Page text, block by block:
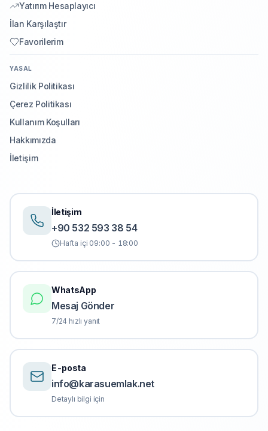
Yatırım Hesaplayıcı
İlan Karşılaştır
Favorilerim
YASAL
Gizlilik Politikası
Çerez Politikası
Kullanım Koşulları
Hakkımızda
İletişim
İletişim
+90 532 593 38 54
Hafta içi 09:00 - 18:00
WhatsApp
Mesaj Gönder
7/24 hızlı yanıt
E-posta
info@karasuemlak.net
Detaylı bilgi için